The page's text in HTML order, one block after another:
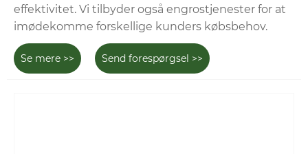
effektivitet. Vi tilbyder også engrostjenester for at
imødekomme forskellige kunders købsbehov.
Se mere >> Send forespørgsel >>